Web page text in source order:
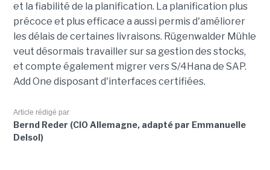
et la fiabilité de la planification. La planification plus
précoce et plus efficace a aussi permis d'améliorer
les délais de certaines livraisons. Rügenwalder Mühle
veut désormais travailler sur sa gestion des stocks,
et compte également migrer vers S/4Hana de SAP.
Add One disposant d'interfaces certifiées.
Article rédigé par
Bernd Reder (CIO Allemagne, adapté par Emmanuelle
Delsol)